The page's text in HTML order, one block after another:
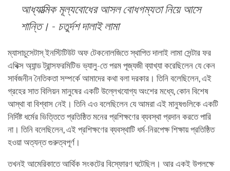
আধ্যাত্মিক মূল্যবোধের আসল বোধগম্যতা নিয়ে আসে
শান্তি। - চতুর্দশ দালাই লামা
ম্যাসাচুসেটাস্‌ ইনস্টিটিউট অফ টেকনোলজিতে স্থাপিত দালাই লামা সেন্টার ফর
এথিক্স অ্যান্ড ট্রান্সফরমিটিভ ভ্যালু-তে পরম পূজ্যজী ব্যাখ্যা করেছিলেন যে কেন
সার্বজনীন নৈতিকতা সম্পর্কে আমাদের কথা বলা দরকার। তিনি বলেছিলেন, এই
গ্রহের সাত বিলিয়ন মানুষের একটি উল্লেখযোগ্য অংশের মধ্যে, কোন বিশেষ
আস্থা বা বিশ্বাস নেই। তিনি এও বলেছিলেন যে আমরা এই মানুষগুলিকে একটি
নির্দিষ্ট ধর্মের ভিত্তিতে প্রতিষ্ঠিত মনের প্রশিক্ষণের ব্যবস্থা প্রদান করতে পারি
না। তিনি বলেছিলেন, এই প্রশিক্ষণের ব্যবস্থাটি ধর্ম-নিরপেক্ষ শিক্ষায় প্রতিষ্ঠিত
হওয়া অত্যন্ত গুরুত্বপূর্ণ।
তখনই আমেরিকাতে আর্থিক সংকটের বিস্ফোরণ ঘটেছিল। আর একই উপলক্ষে